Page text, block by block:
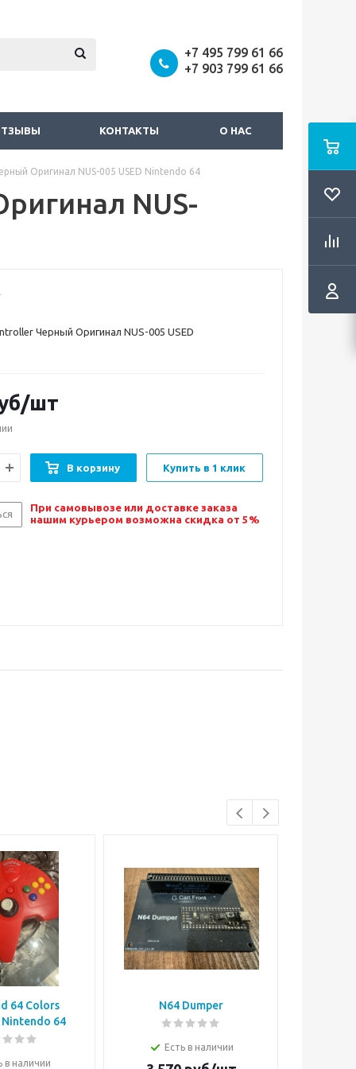
+7 495 799 61 66
+7 903 799 61 66
КОНТАКТЫ О НАС
Оригинал NUS-005 USED Nintendo 64
NUS-
Черный Оригинал NUS-005 USED
шт
В корзину Купить в 1 клик
При самовывозе или доставке заказа
нашим курьером возможна скидка от 5%
64 Colors
64
в наличии
N64 Dumper
Есть в наличии